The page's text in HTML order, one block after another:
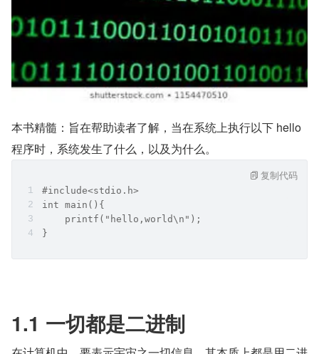
本书精髓：旨在帮助读者了解，当在系统上执行以下 hello
程序时，系统发生了什么，以及为什么。
#include<stdio.h>
int main(){
    printf("hello,world\n");
}
复制代码
1.1 一切都是二进制